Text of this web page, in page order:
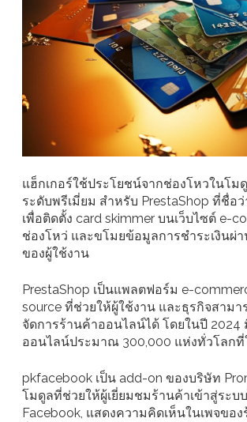
แฮ็กเกอร์ใช้ประโยชน์จากช่องโหวในโม
ระดับพรีเมี่ยม สำหรับ PrestaShop ที่ชื่อ
เพื่อติดตั้ง card skimmer บนเว็บไซต์ e-
ช่องโหว่ และขโมยข้อมูลการชำระเงินผ่
ของผู้ใช้งาน
PrestaShop เป็นแพลตฟอร์ม e-
source ที่ช่วยให้ผู้ใช้งาน และธุรกิจสามา
จัดการร้านค้าออนไลน์ได้ โดยในปี 2024
ออนไลน์ประมาณ 300,000 แห่งทั่วโลกที่
pkfacebook เป็น add-on ของบริษัท
โมดูลที่ช่วยให้ผู้เยี่ยมชมร้านค้าเข้าสู่ระบ
Facebook, แสดงความคิดเห็นในเพจขอ